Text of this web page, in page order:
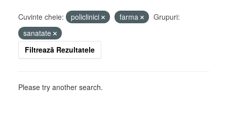
Cuvinte cheie: policlinici farma
Grupuri:
sanatate
Filtrează Rezultatele
Please try another search.